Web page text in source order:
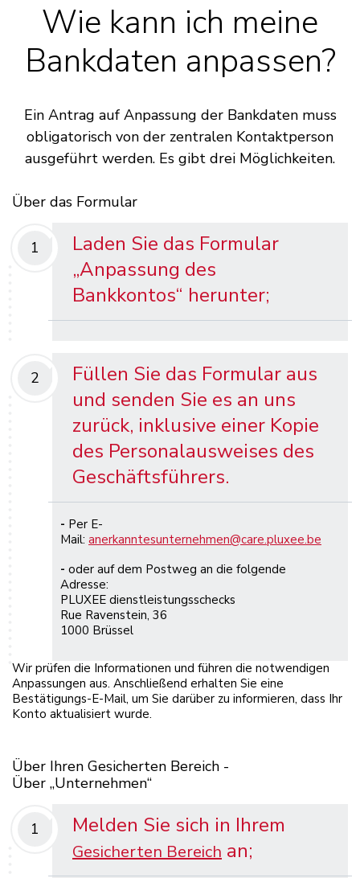
Wie kann ich meine
Bankdaten anpassen?
Ein Antrag auf Anpassung der Bankdaten muss
obligatorisch von der zentralen Kontaktperson
ausgeführt werden. Es gibt drei Möglichkeiten.
Über das Formular
1
Laden Sie das Formular
„Anpassung des
Bankkontos“ herunter;
2
Füllen Sie das Formular aus
und senden Sie es an uns
zurück, inklusive einer Kopie
des Personalausweises des
Geschäftsführers.
- Per E-
Mail: anerkanntesunternehmen@care.pluxee.be
- oder auf dem Postweg an die folgende
Adresse:
PLUXEE dienstleistungsschecks
Rue Ravenstein, 36
1000 Brüssel
Wir prüfen die Informationen und führen die notwendigen
Anpassungen aus. Anschließend erhalten Sie eine
Bestätigungs-E-Mail, um Sie darüber zu informieren, dass Ihr
Konto aktualisiert wurde.
Über Ihren Gesicherten Bereich -
Über „Unternehmen“
1 Melden Sie sich in Ihrem
Gesicherten Bereich an;